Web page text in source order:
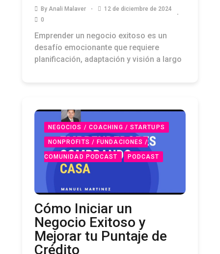
By Anali Malaver
12 de diciembre de 2024
0
Emprender un negocio exitoso es un
desafío emocionante que requiere
planificación, adaptación y visión a largo
NEGOCIOS / COACHING / STARTUPS
NONPROFITS / FUNDACIONES /
COMUNIDAD PODCAST PODCAST
Cómo Iniciar un
Negocio Exitoso y
Mejorar tu Puntaje de
Crédito